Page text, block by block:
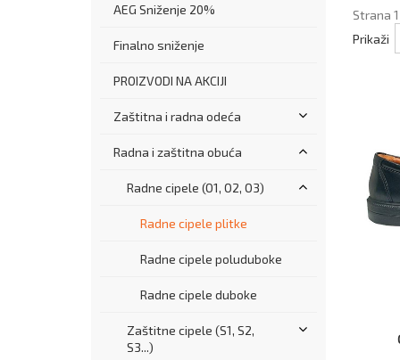
AEG Sniženje 20%
Finalno sniženje
PROIZVODI NA AKCIJI
Zaštitna i radna odeća
Radna i zaštitna obuća
Radne cipele (O1, O2, O3)
Radne cipele plitke
Radne cipele poluduboke
Radne cipele duboke
Zaštitne cipele (S1, S2,
S3...)
Strana
Prikaži